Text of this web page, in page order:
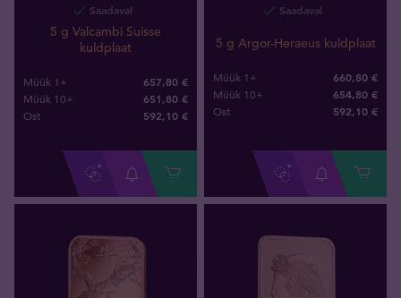
Saadaval
5 g Valcambi Suisse
kuldplaat
Müük 1+ 657,80 €
Müük 10+ 651,80 €
Ost 592,10 €
Saadaval
5 g Argor-Heraeus kuldplaat
Müük 1+ 660,80 €
Müük 10+ 654,80 €
Ost 592,10 €